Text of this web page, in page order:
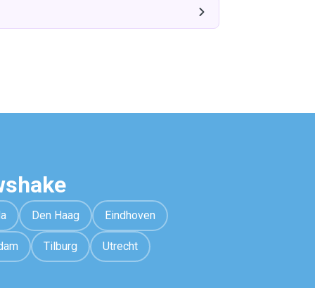
Den Haag Eindhoven
Tilburg Utrecht